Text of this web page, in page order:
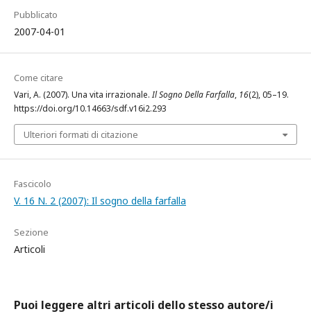
Pubblicato
2007-04-01
Come citare
Vari, A. (2007). Una vita irrazionale.Il Sogno Della Farfalla, 16(2), 05–19.
https://doi.org/10.14663/sdf.v16i2.293
Ulteriori formati di citazione
Fascicolo
V. 16 N. 2 (2007): Il sogno della farfalla
Sezione
Articoli
Puoi leggere altri articoli dello stesso autore/i